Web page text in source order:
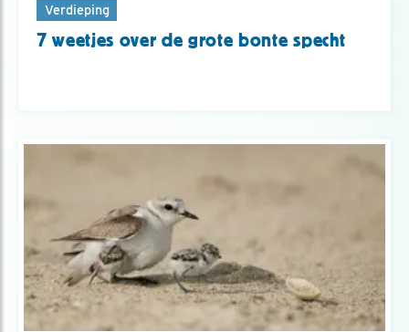
Verdieping
7 weetjes over de grote bonte specht